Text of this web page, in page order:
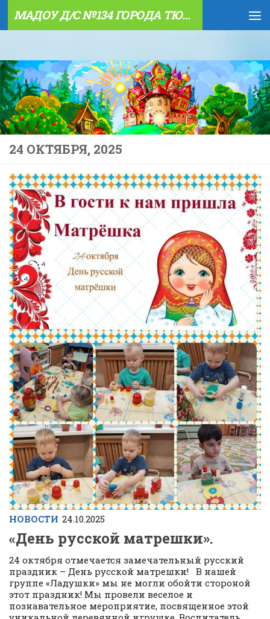
Skip to content МАДОУ Д/С №134 ГОРОДА ТЮМЕНИ
24 ОКТЯБРЯ, 2025
НОВОСТИ 24.10.2025
«День русской матрешки».
24 октября отмечается замечательный русский
праздник – День русской матрешки! В нашей
группе «Ладушки» мы не могли обойти стороной
этот праздник! Мы провели веселое и
познавательное мероприятие, посвященное этой